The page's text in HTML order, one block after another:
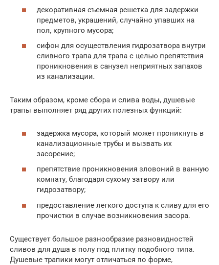
декоративная съемная решетка для задержки
предметов, украшений, случайно упавших на
пол, крупного мусора;
сифон для осуществления гидрозатвора внутри
сливного трапа для трапа с целью препятствия
проникновения в санузел неприятных запахов
из канализации.
Таким образом, кроме сбора и слива воды, душевые
трапы выполняет ряд других полезных функций:
задержка мусора, который может проникнуть в
канализационные трубы и вызвать их
засорение;
препятствие проникновения зловоний в ванную
комнату, благодаря сухому затвору или
гидрозатвору;
предоставление легкого доступа к сливу для его
прочистки в случае возникновения засора.
Существует большое разнообразие разновидностей
сливов для душа в полу под плитку подобного типа.
Душевые трапики могут отличаться по форме,